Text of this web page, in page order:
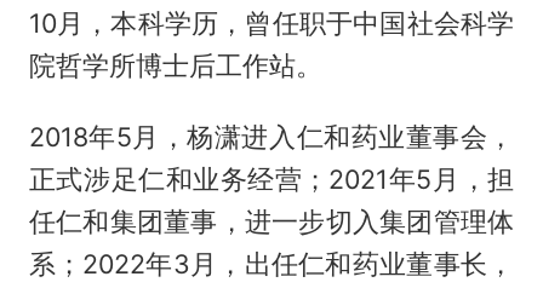
10月，本科学历，曾任职于中国社会科学
院哲学所博士后工作站。
2018年5月，杨潇进入仁和药业董事会，
正式涉足仁和业务经营；2021年5月，担
任仁和集团董事，进一步切入集团管理体
系；2022年3月，出任仁和药业董事长，